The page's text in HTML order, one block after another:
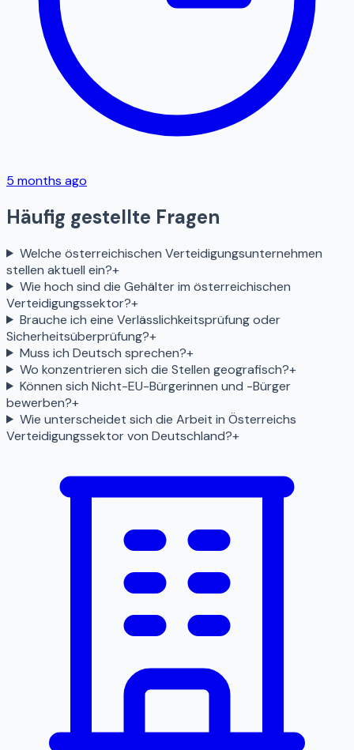
5 months ago
Häufig gestellte Fragen
Welche österreichischen Verteidigungsunternehmen
stellen aktuell ein?+
Wie hoch sind die Gehälter im österreichischen
Verteidigungssektor?+
Brauche ich eine Verlässlichkeitsprüfung oder
Sicherheitsüberprüfung?+
Muss ich Deutsch sprechen?+
Wo konzentrieren sich die Stellen geografisch?+
Können sich Nicht-EU-Bürgerinnen und -Bürger
bewerben?+
Wie unterscheidet sich die Arbeit in Österreichs
Verteidigungssektor von Deutschland?+